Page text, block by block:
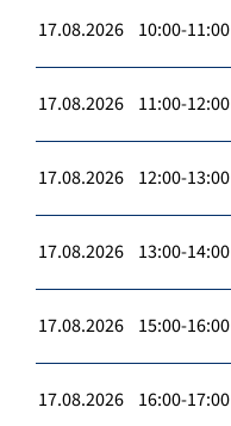
17.08.2026 10:00-11:00
17.08.2026 11:00-12:00
17.08.2026 12:00-13:00
17.08.2026 13:00-14:00
17.08.2026 15:00-16:00
17.08.2026 16:00-17:00